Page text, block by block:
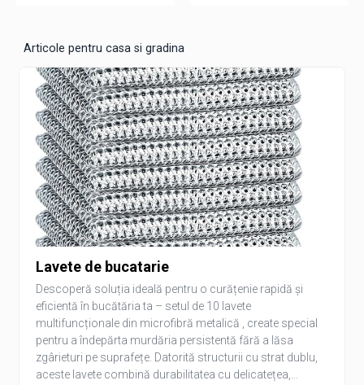
Articole pentru casa si gradina
Lavete de bucatarie
Descoperă soluția ideală pentru o curățenie rapidă și
eficientă în bucătăria ta – setul de 10 lavete
multifuncționale din microfibră metalică , create special
pentru a îndepărta murdăria persistentă fără a lăsa
zgârieturi pe suprafețe. Datorită structurii cu strat dublu,
aceste lavete combină durabilitatea cu delicatețea,...